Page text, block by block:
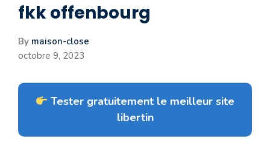
fkk offenbourg
By maison-close
octobre 9, 2023
Tester gratuitement le meilleur site
libertin